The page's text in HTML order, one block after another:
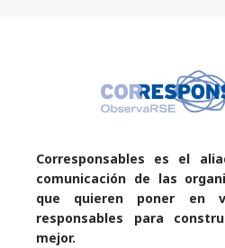
Corresponsables es el
comunicación de las
que quieren poner en
responsables para
mejor.